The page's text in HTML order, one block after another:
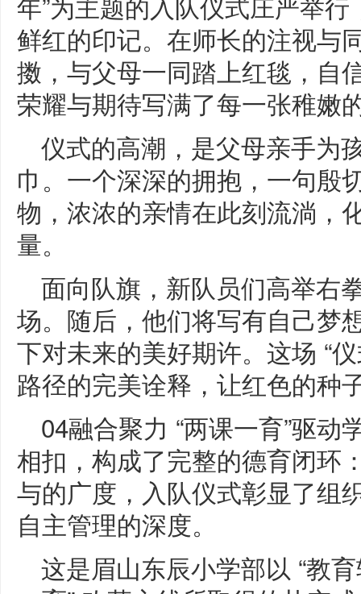
鲜红的印记。在师长的注视与
擞，与父母一同踏上红毯，自
荣耀与期待写满了每一张稚嫩
仪式的高潮，是父母亲手为
巾。一个深深的拥抱，一句殷
物，浓浓的亲情在此刻流淌，
量。
面向队旗，新队员们高举右
场。随后，他们将写有自己梦
下对未来的美好期许。这场 “
路径的完美诠释，让红色的种
04融合聚力 “两课一育”驱动
相扣，构成了完整的德育闭环
与的广度，入队仪式彰显了组
自主管理的深度。
这是眉山东辰小学部以 “教